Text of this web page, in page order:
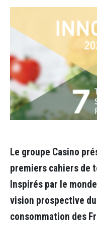
Le groupe Casino
premiers cahiers de
Inspirés par le
vision prospective
consommation des